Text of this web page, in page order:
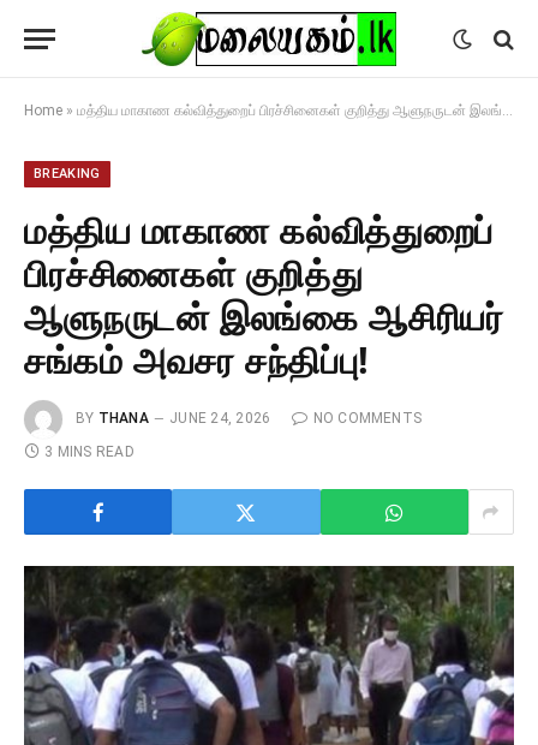
Home » மத்திய மாகாண கல்வித்துறைப் பிரச்சினைகள் குறித்து ஆளுநருடன் இலங்கை ஆசிரியர் சங்கம் அவசர சந்திப்பு!
BREAKING
மத்திய மாகாண கல்வித்துறைப்
பிரச்சினைகள் குறித்து
ஆளுநருடன் இலங்கை ஆசிரியர்
சங்கம் அவசர சந்திப்பு!
BY THANA JUNE 24, 2026
NO COMMENTS
3 MINS READ